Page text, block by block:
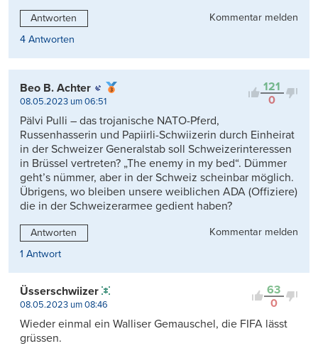
Antworten
Kommentar melden
4 Antworten
121
0
Beo B. Achter
08.05.2023 um 06:51
Pälvi Pulli – das trojanische NATO-Pferd,
Russenhasserin und Papiirli-Schwiizerin durch Einheirat
in der Schweizer Generalstab soll Schweizerinteressen
in Brüssel vertreten? „The enemy in my bed“. Dümmer
geht’s nümmer, aber in der Schweiz scheinbar möglich.
Übrigens, wo bleiben unsere weiblichen ADA (Offiziere)
die in der Schweizerarmee gedient haben?
Antworten
Kommentar melden
1 Antwort
63
0
Üsserschwiizer
08.05.2023 um 08:46
Wieder einmal ein Walliser Gemauschel, die FIFA lässt
grüssen.